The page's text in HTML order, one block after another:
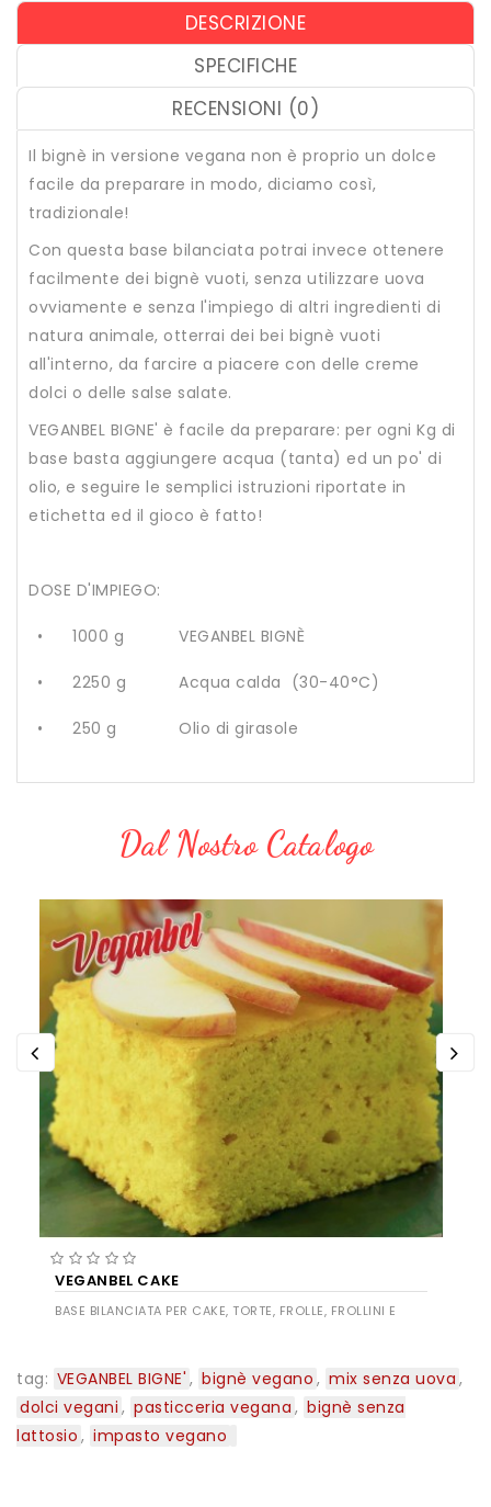
DESCRIZIONE
SPECIFICHE
RECENSIONI (0)
Il bignè in versione vegana non è proprio un dolce
facile da preparare in modo, diciamo così,
tradizionale!
Con questa base bilanciata potrai invece ottenere
facilmente dei bignè vuoti, senza utilizzare uova
ovviamente e senza l'impiego di altri ingredienti di
natura animale, otterrai dei bei bignè vuoti
all'interno, da farcire a piacere con delle creme
dolci o delle salse salate.
VEGANBEL BIGNE' è facile da preparare: per ogni Kg di
base basta aggiungere acqua (tanta) ed un po' di
olio, e seguire le semplici istruzioni riportate in
etichetta ed il gioco è fatto!
DOSE D'IMPIEGO:
• 1000 g VEGANBEL BIGNÈ
• 2250 g Acqua calda (30-40°C)
• 250 g Olio di girasole
Dal Nostro Catalogo
VEGANBEL CAKE
BASE BILANCIATA PER CAKE, TORTE, FROLLE, FROLLINI E
tag: VEGANBEL BIGNE' , bignè vegano , mix senza uova ,
dolci vegani , pasticceria vegana , bignè senza
lattosio , impasto vegano